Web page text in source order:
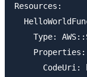
Resources:
Type:
    Properties:
CodeUri: